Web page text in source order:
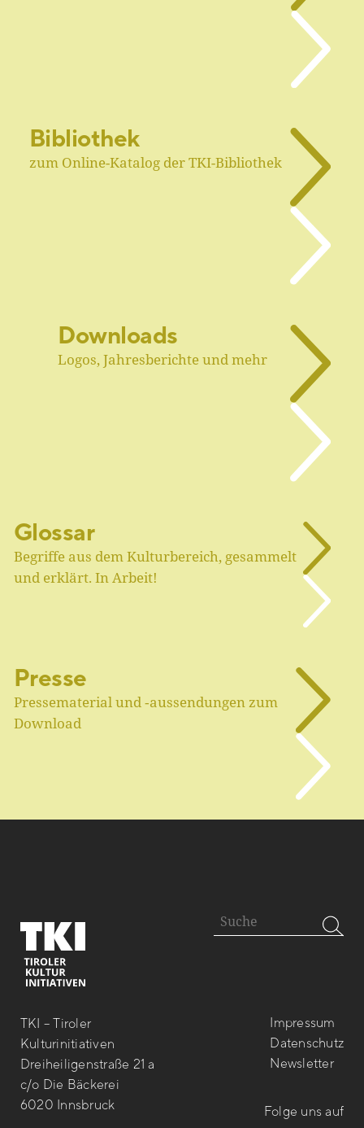
Bibliothek
zum Online-Katalog der TKI-Bibliothek
Downloads
Logos, Jahresberichte und mehr
Glossar
Begriffe aus dem Kulturbereich, gesammelt
und erklärt. In Arbeit!
Presse
Pressematerial und ‑aussendungen zum
Download
TKI – Tiroler
Kulturinitiativen
Dreiheiligenstraße 21 a
c/o Die Bäckerei
6020 Innsbruck
Impressum
Datenschutz
Newsletter
Folge uns auf